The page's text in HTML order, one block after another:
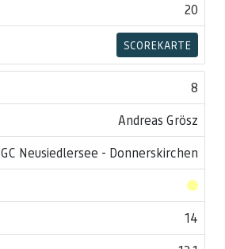
20
SCOREKARTE
8
Andreas Grösz
GC Neusiedlersee - Donnerskirchen
14